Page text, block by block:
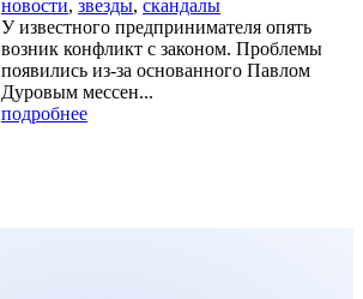
новости, звезды, скандалы
У известного предпринимателя опять
возник конфликт с законом. Проблемы
появились из-за основанного Павлом
Дуровым мессен...
подробнее